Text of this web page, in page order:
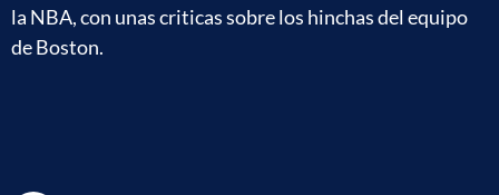
la NBA, con unas criticas sobre los hinchas del equipo
de Boston.